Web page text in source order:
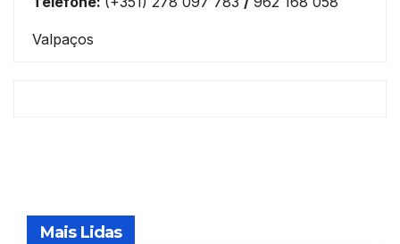
Valpaços
Mais Lidas